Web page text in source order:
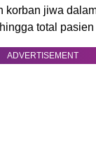
korban jiwa
total
ADVERTISEMENT